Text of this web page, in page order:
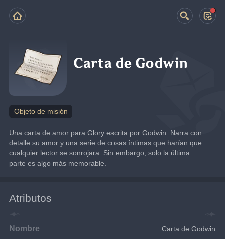
Carta de Godwin
Objeto de misión
Una carta de amor para Glory escrita por Godwin. Narra con
detalle su amor y una serie de cosas íntimas que harían que
cualquier lector se sonrojara. Sin embargo, solo la última
parte es algo más memorable.
Atributos
Nombre Carta de Godwin